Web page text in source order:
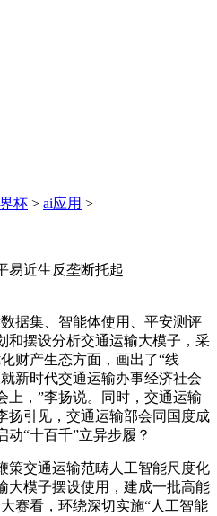
杯 > ai应用 >
易近生反垄断托起
集、智能体使用、平安测评
和摆设分析交通运输大模子，采
财产生态方面，画出了“线
新时代交通运输办事经济社会
上，”李扬说。同时，交通运输
扬引见，交通运输部会同国度成
“十百千”立异步履？
交通运输范畴人工智能尺度化
大模子摆设使用，建成一批高能
赛看，环绕深切实施“人工智能